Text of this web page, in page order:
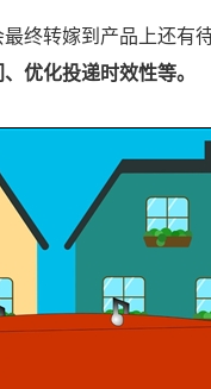
终转嫁到产品上还有
优化投递时效性等。